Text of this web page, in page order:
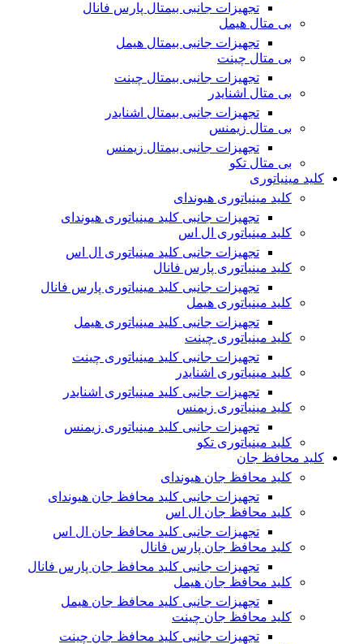
تجهیزات جانبی بیمتال پارس فانال
بی متال هیمل
تجهیزات جانبی بیمتال هیمل
بی متال چینت
تجهیزات جانبی بیمتال چینت
بی متال اشنایدر
تجهیزات جانبی بیمتال اشنایدر
بی متال زیمنس
تجهیزات جانبی بیمتال زیمنس
بی متال تکو
کلید مینیاتوری
کلید مینیاتوری هیوندای
تجهیزات جانبی کلید مینیاتوری هیوندای
کلید مینیاتوری ال اس
تجهیزات جانبی کلید مینیاتوری ال اس
کلید مینیاتوری پارس فانال
تجهیزات جانبی کلید مینیاتوری پارس فانال
کلید مینیاتوری هیمل
تجهیزات جانبی کلید مینیاتوری هیمل
کلید مینیاتوری چینت
تجهیزات جانبی کلید مینیاتوری چینت
کلید مینیاتوری اشنایدر
تجهیزات جانبی کلید مینیاتوری اشنایدر
کلید مینیاتوری زیمنس
تجهیزات جانبی کلید مینیاتوری زیمنس
کلید مینیاتوری تکو
کلید محافظ جان
کلید محافظ جان هیوندای
تجهیزات جانبی کلید محافظ جان هیوندای
کلید محافظ جان ال اس
تجهیزات جانبی کلید محافظ جان ال اس
کلید محافظ جان پارس فانال
تجهیزات جانبی کلید محافظ جان پارس فانال
کلید محافظ جان هیمل
تجهیزات جانبی کلید محافظ جان هیمل
کلید محافظ جان چینت
تجهیزات جانبی کلید محافظ جان چینت